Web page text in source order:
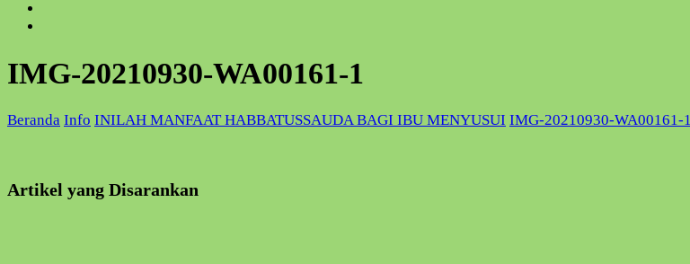
IMG-20210930-WA00161-1
Beranda Info INILAH MANFAAT HABBATUSSAUDA BAGI IBU MENYUSUI IMG-20210930-WA00161-1
Artikel yang Disarankan